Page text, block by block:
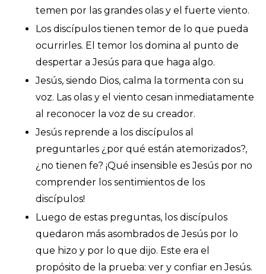
temen por las grandes olas y el fuerte viento.
Los discípulos tienen temor de lo que pueda
ocurrirles. El temor los domina al punto de
despertar a Jesús para que haga algo.
Jesús, siendo Dios, calma la tormenta con su
voz. Las olas y el viento cesan inmediatamente
al reconocer la voz de su creador.
Jesús reprende a los discípulos al
preguntarles ¿por qué están atemorizados?,
¿no tienen fe? ¡Qué insensible es Jesús por no
comprender los sentimientos de los
discípulos!
Luego de estas preguntas, los discípulos
quedaron más asombrados de Jesús por lo
que hizo y por lo que dijo. Este era el
propósito de la prueba: ver y confiar en Jesús.